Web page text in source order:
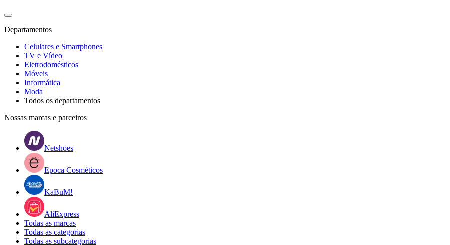
Departamentos
Celulares e Smartphones
TV e Vídeo
Eletrodomésticos
Móveis
Informática
Moda
Todos os departamentos
Nossas marcas e parceiros
Netshoes
Epoca Cosméticos
KaBuM!
AliExpress
Todas as marcas
Todas as categorias
Todas as subcategorias